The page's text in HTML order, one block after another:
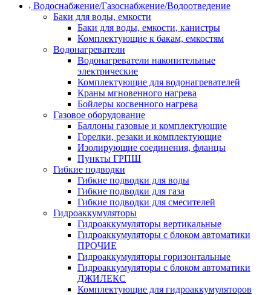
Водоснабжение/Газоснабжение/Водоотведение
Баки для воды, емкости
Баки для воды, емкости, канистры
Комплектующие к бакам, емкостям
Водонагреватели
Водонагреватели накопительные
электрические
Комплектующие для водонагревателей
Краны мгновенного нагрева
Бойлеры косвенного нагрева
Газовое оборудование
Баллоны газовые и комплектующие
Горелки, резаки и комплектующие
Изолирующие соединения, фланцы
Пункты ГРПШ
Гибкие подводки
Гибкие подводки для воды
Гибкие подводки для газа
Гибкие подводки для смесителей
Гидроаккумуляторы
Гидроаккумуляторы вертикальные
Гидроаккумуляторы с блоком автоматики
ПРОЧИЕ
Гидроаккумуляторы горизонтальные
Гидроаккумуляторы с блоком автоматики
ДЖИЛЕКС
Комплектующие для гидроаккумуляторов